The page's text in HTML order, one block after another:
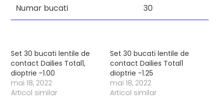
Numar bucati 30
Set 30 bucati lentile de
contact Dailies Total1,
dioptrie -1.00
mai 18, 2022
Articol similar
Set 30 bucati lentile de
contact Dailies Total1
dioptrie -1.25
mai 18, 2022
Articol similar